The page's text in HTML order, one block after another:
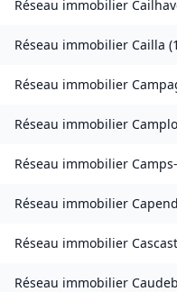
Réseau immobilier
Réseau immobilier Cailla (
Réseau immobilier
Réseau immobilier
Réseau immobilier
Réseau immobilier
Réseau immobilier
Réseau immobilier